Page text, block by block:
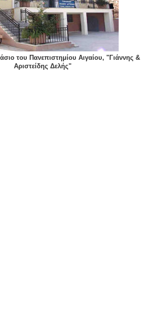
του Πανεπιστημίου Αιγαίου, "Γιάννης &
Αριστείδης Δελής"